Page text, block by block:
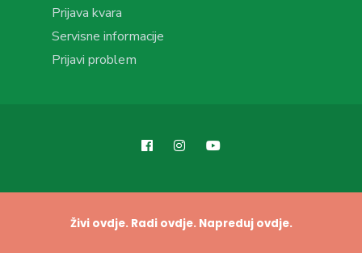
Prijava kvara
Servisne informacije
Prijavi problem
Živi ovdje. Radi ovdje. Napreduj ovdje.